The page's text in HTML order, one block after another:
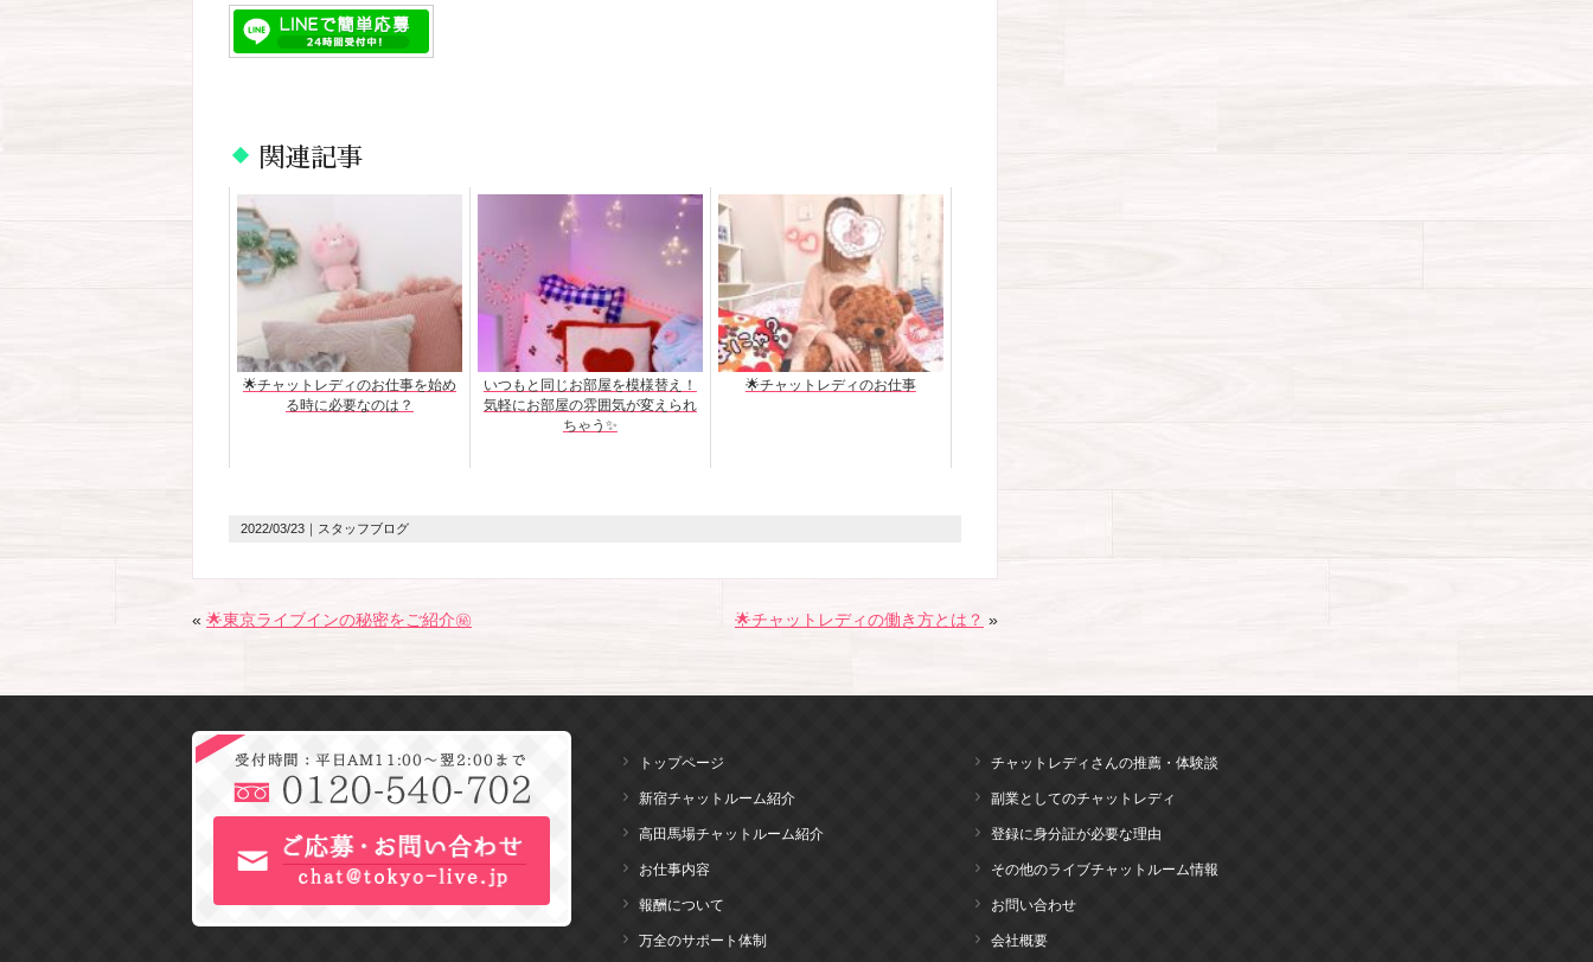
関連記事
🌟チャットレディのお仕事を始め
る時に必要なのは？
いつもと同じお部屋を模様替え！
気軽にお部屋の雰囲気が変えられ
ちゃう✨
🌟チャットレディのお仕事
2022/03/23 ｜スタッフブログ
« 🌟東京ライブインの秘密をご紹介㊙️ 🌟チャットレディの働き方とは？ »
トップページ
新宿チャットルーム紹介
高田馬場チャットルーム紹介
お仕事内容
報酬について
万全のサポート体制
チャットレディさんの推薦・体験談
副業としてのチャットレディ
登録に身分証が必要な理由
その他のライブチャットルーム情報
お問い合わせ
会社概要